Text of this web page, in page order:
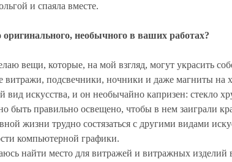
и спаяла вместе.
необычного в ваших работах?
вещи, которые, на мой взгляд, могут украсить
витражи, подсвечники, ночники и даже магниты на
вид искусства, и он необычайно капризен: стекло
быть правильно освещено, чтобы в нем заиграли
жизни трудно состязаться с другими видами
компьютерной графики.
найти место для витражей и витражных изделий